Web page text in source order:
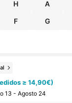
H A
F G
≥ 14,90€)
13 - Agosto 24